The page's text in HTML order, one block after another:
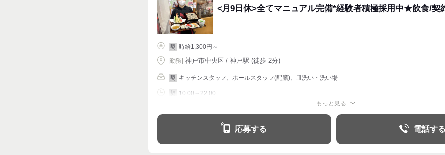
<月9日休>全てマニュアル完備*経験者積極採用中★飲食/契
契 時給1,300円～
|勤務 神戸市中央区 / 神戸駅 (徒歩 2分)
契 キッチンスタッフ、ホールスタッフ(配膳)、皿洗い・洗い場
契 10:00～22:00
もっと見る
応募する 電話する